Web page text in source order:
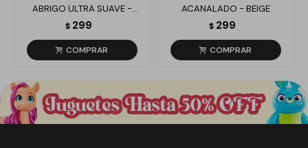
ABRIGO ULTRA SUAVE -
BLANCO
$ 299
ACANALADO - BEIGE
$ 299